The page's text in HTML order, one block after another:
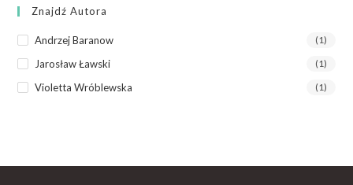
Znajdź Autora
Andrzej Baranow (1)
Jarosław Ławski (1)
Violetta Wróblewska (1)